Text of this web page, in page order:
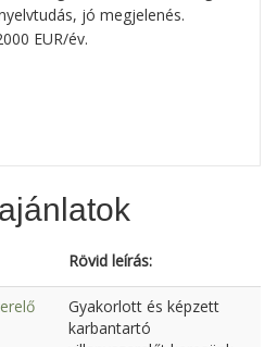
jó megjelenés.
EUR/év.
Rövid leírás:
Gyakorlott és képzett
karbantartó